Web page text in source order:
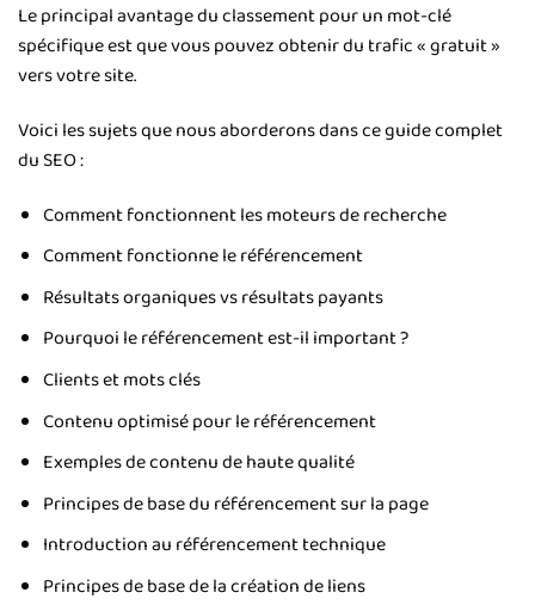
Le principal avantage du classement pour un mot-clé
spécifique est que vous pouvez obtenir du trafic « gratuit »
vers votre site.
Voici les sujets que nous aborderons dans ce guide complet
du SEO :
Comment fonctionnent les moteurs de recherche
Comment fonctionne le référencement
Résultats organiques vs résultats payants
Pourquoi le référencement est-il important ?
Clients et mots clés
Contenu optimisé pour le référencement
Exemples de contenu de haute qualité
Principes de base du référencement sur la page
Introduction au référencement technique
Principes de base de la création de liens